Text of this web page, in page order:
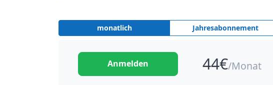
monatlich Jahresabonnement
44€/Monat
Anmelden